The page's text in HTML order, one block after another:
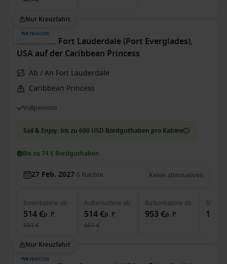
Nur Kreuzfahrt
Karibik ab Fort Lauderdale (Port Everglades),
USA auf der Caribbean Princess
Ab / An Fort Lauderdale
Caribbean Princess
Vollpension
Sail & Enjoy: bis zu 600 USD Bordguthaben pro Kabine
Bis zu 74 € Bordguthaben
27 Feb. 2027 6 Nächte Keine alternativen
Innenkabine ab
514 €p. P.
591 €
Außenkabine ab
514 €p. P.
651 €
Balkonkabine ab
953 €p. P.
Suite
Nur Kreuzfahrt